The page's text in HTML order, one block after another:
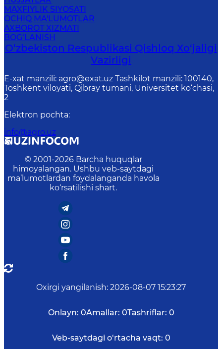
MAXFIYLIK SIYOSATI
OCHIQ MA'LUMOTLAR
AXBOROT XIZMATI
BOG‘LANISH
O‘zbekiston Respublikasi Qishloq Хo‘jаligi
Vаzirligi
E-xat manzili: agro@exat.uz Tashkilot manzili: 100140,
Toshkent viloyati, Qibray tumani, Universitet ko‘chasi,
2
Elektron pochta:
info@agro.uz
© 2001-2026 Barcha huquqlar
himoyalangan. Ushbu veb-saytdagi
ma’lumotlardan foydalanganda havola
ko‘rsatilishi shart.
Oxirgi yangilanish: 2026-08-07 15:23:27
Onlayn: 0Amallar: 0Tashriflar: 0
Veb-saytdagi o‘rtacha vaqt: 0